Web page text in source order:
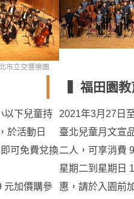
市立交響樂團
以下兒童持
於活動日
可免費兌換
元加價購參
▍福田園教
2021年3月27日
臺北兒童月文宣
二人，可享消費
星期二到星期日
惠，請於入園前